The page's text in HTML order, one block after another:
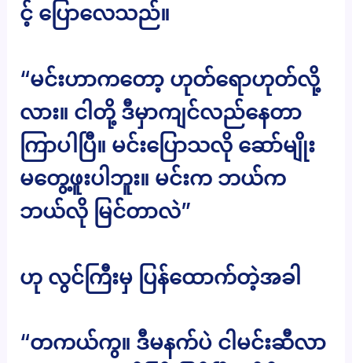
င့် ပြောလေသည်။
“မင်းဟာကတော့ ဟုတ်ရောဟုတ်လို့
လား။ ငါတို့ ဒီမှာကျင်လည်နေတာ
ကြာပါပြီ။ မင်းပြောသလို ဆော်မျိုး
မတွေ့ဖူးပါဘူး။ မင်းက ဘယ်က
ဘယ်လို မြင်တာလဲ”
ဟု လွင်ကြီးမှ ပြန်ထောက်တဲ့အခါ
“တကယ်ကွ။ ဒီမနက်ပဲ ငါမင်းဆီလာ